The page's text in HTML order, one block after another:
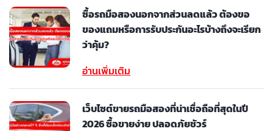
ซื้อรถมือสองนอกจากส่วนลดแล้ว ต้องขอ
ของแถมหรือการรับประกันอะไรบ้างถึงจะเรียก
ว่าคุ้ม?
อ่านเพิ่มเติม
เว็บไซต์ขายรถมือสองที่น่าเชื่อถือที่สุดในปี
2026 ซื้อขายง่าย ปลอดภัยชัวร์